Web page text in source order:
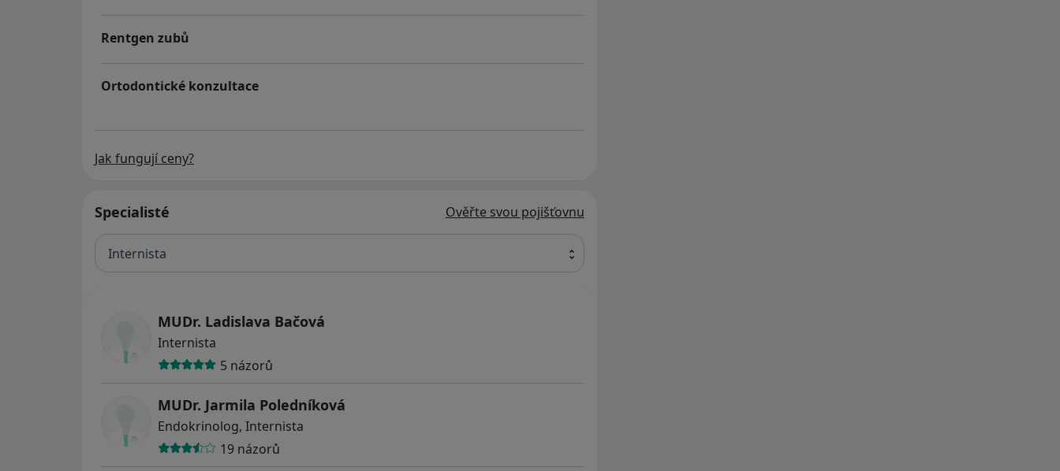
Rentgen zubů
Ortodontické konzultace
Jak fungují ceny?
Specialisté Ověřte svou pojišťovnu
Internista
MUDr. Ladislava Bačová
Internista
5 názorů
MUDr. Jarmila Poledníková
Endokrinolog, Internista
19 názorů